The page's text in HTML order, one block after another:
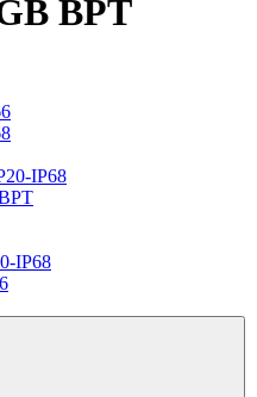
BPT
IP68
IP68